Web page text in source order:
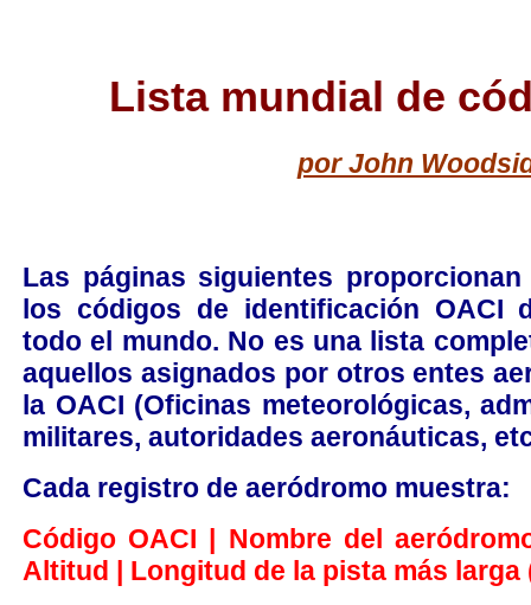
Lista mundial de
por John
Las páginas siguientes
los códigos de identificación OACI
todo el mundo. No es una lista
aquellos asignados por otros entes
la OACI (Oficinas meteorológicas,
militares, autoridades aeronáuticas,
Cada registro de aeródromo muestra:
Código OACI | Nombre del
Altitud | Longitud de la pista más larga